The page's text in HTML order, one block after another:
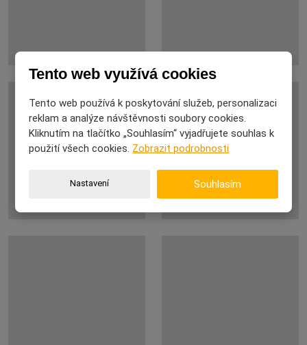
Tento web využívá cookies
Tento web používá k poskytování služeb, personalizaci
reklam a analýze návštěvnosti soubory cookies.
Kliknutím na tlačítko „Souhlasím“ vyjadřujete souhlas k
použití všech cookies. Zobrazit podrobnosti
Nastavení Souhlasím